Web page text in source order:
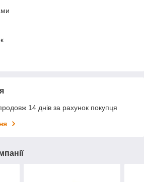
14 днів за рахунок покупця